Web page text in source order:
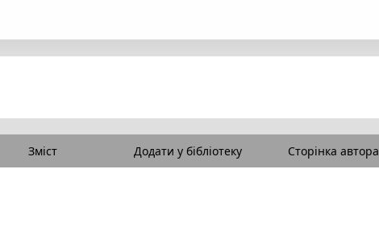
Зміст Додати у бібліотеку Сторінка автора